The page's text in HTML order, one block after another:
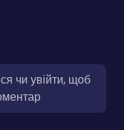
чи увійти, щоб